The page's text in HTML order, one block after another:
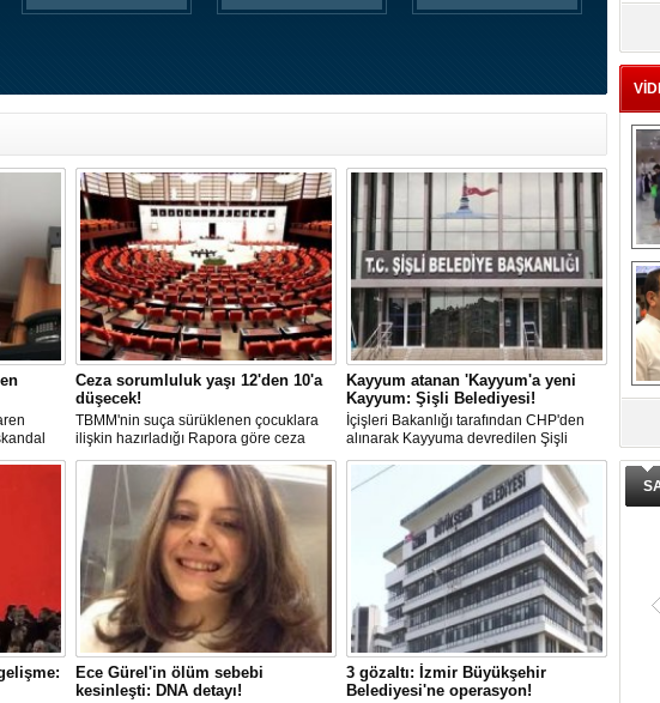
erdi.
Ceza sorumluluk yaşı 12'den 10'a
düşecek!
TBMM'nin suça sürüklenen çocuklara
ilişkin hazırladığı Rapora göre ceza
sorumluluğu yaşının; 12'den 10'a
düşürülmesi planlanıyor.
Kayyum atanan 'Kayyum'a yeni
Kayyum: Şişli Belediyesi!
İçişleri Bakanlığı tarafından CHP'den
alınarak Kayyuma devredilen Şişli
Belediyesinde bir hafta içinde 2. kez
Kayyum değişti.
Ece Gürel'in ölüm sebebi
kesinleşti: DNA detayı!
3 gözaltı: İzmir Büyükşehir
Belediyesi'ne operasyon!